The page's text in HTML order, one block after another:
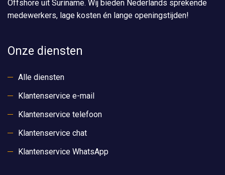
Offshore uit Suriname. Wij bieden Nederlands sprekende
medewerkers, lage kosten én lange openingstijden!
Onze diensten
Alle diensten
Klantenservice e-mail
Klantenservice telefoon
Klantenservice chat
Klantenservice WhatsApp